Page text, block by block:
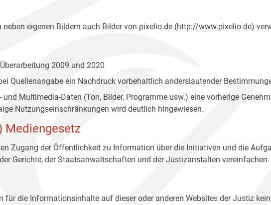
eigenen Bildern auch Bilder von pixelio.de (http://www.pixelio.de)
2009 und 2020
Quellenangabe ein Nachdruck vorbehaltlich anderslautender
Multimedia-Daten (Ton, Bilder, Programme usw.) eine vorherige
Nutzungseinschränkungen wird deutlich hingewiesen.
Mediengesetz
Zugang der Öffentlichkeit zu Information über die Initiativen und die
Gerichte, der Staatsanwaltschaften und der Justizanstalten vereinfachen.
die Informationsinhalte auf dieser oder anderen Websites der Justiz